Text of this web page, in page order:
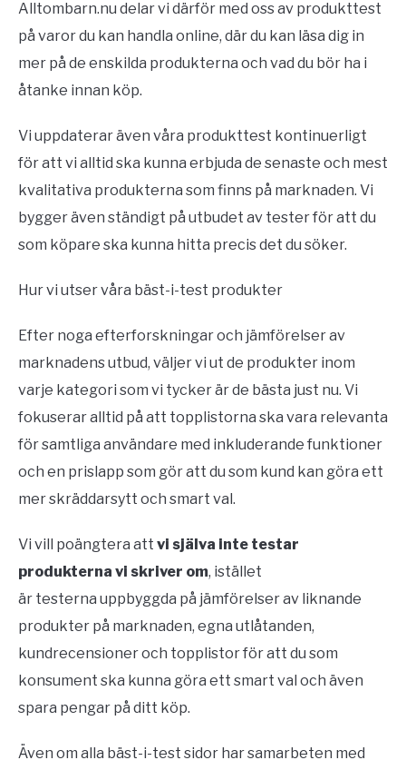
Alltombarn.nu delar vi därför med oss av produkttest
på varor du kan handla online, där du kan läsa dig in
mer på de enskilda produkterna och vad du bör ha i
åtanke innan köp.
Vi uppdaterar även våra produkttest kontinuerligt
för att vi alltid ska kunna erbjuda de senaste och mest
kvalitativa produkterna som finns på marknaden. Vi
bygger även ständigt på utbudet av tester för att du
som köpare ska kunna hitta precis det du söker.
Hur vi utser våra bäst-i-test produkter
Efter noga efterforskningar och jämförelser av
marknadens utbud, väljer vi ut de produkter inom
varje kategori som vi tycker är de bästa just nu. Vi
fokuserar alltid på att topplistorna ska vara relevanta
för samtliga användare med inkluderande funktioner
och en prislapp som gör att du som kund kan göra ett
mer skräddarsytt och smart val.
Vi vill poängtera att vi själva inte testar
produkterna vi skriver om, istället
är testerna uppbyggda på jämförelser av liknande
produkter på marknaden, egna utlåtanden,
kundrecensioner och topplistor för att du som
konsument ska kunna göra ett smart val och även
spara pengar på ditt köp.
Även om alla bäst-i-test sidor har samarbeten med